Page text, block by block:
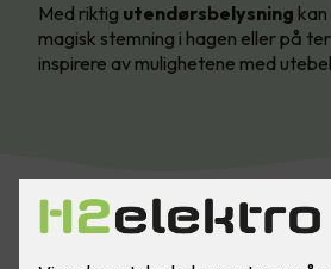
Med riktig utendørsbelysning
magisk stemning i hagen eller på
inspirere av mulighetene med